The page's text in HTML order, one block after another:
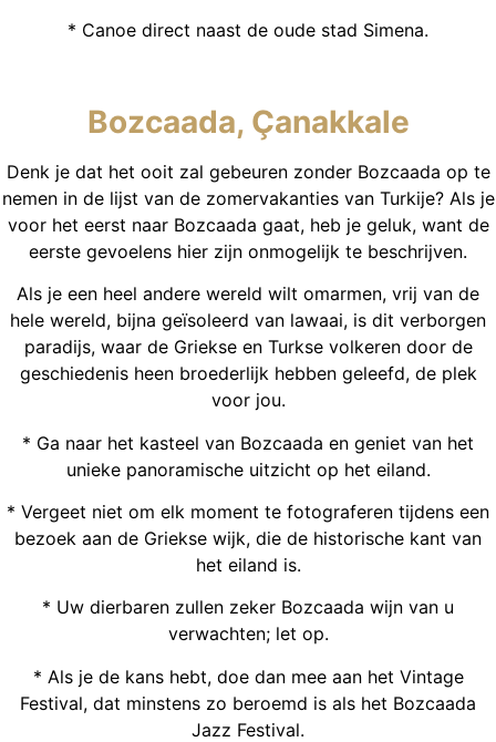
* Canoe direct naast de oude stad Simena.
Bozcaada, Çanakkale
Denk je dat het ooit zal gebeuren zonder Bozcaada op te
nemen in de lijst van de zomervakanties van Turkije? Als je
voor het eerst naar Bozcaada gaat, heb je geluk, want de
eerste gevoelens hier zijn onmogelijk te beschrijven.
Als je een heel andere wereld wilt omarmen, vrij van de
hele wereld, bijna geïsoleerd van lawaai, is dit verborgen
paradijs, waar de Griekse en Turkse volkeren door de
geschiedenis heen broederlijk hebben geleefd, de plek
voor jou.
* Ga naar het kasteel van Bozcaada en geniet van het
unieke panoramische uitzicht op het eiland.
* Vergeet niet om elk moment te fotograferen tijdens een
bezoek aan de Griekse wijk, die de historische kant van
het eiland is.
* Uw dierbaren zullen zeker Bozcaada wijn van u
verwachten; let op.
* Als je de kans hebt, doe dan mee aan het Vintage
Festival, dat minstens zo beroemd is als het Bozcaada
Jazz Festival.